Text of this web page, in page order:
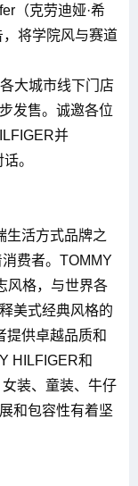
（克劳迪娅·希
，将学院风与赛道
大城市线下门店
发售。诚邀各位
并
。
生活方式品牌之
费者。TOMMY
风格，与世界各
美式经典风格的
提供卓越品质和
HILFIGER和
装、童装、牛仔
和包容性有着坚